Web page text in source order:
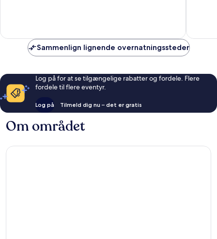
anmeldelser
Sammenlign lignende overnatningssteder
Log på for at se tilgængelige rabatter og fordele. Flere
fordele til flere eventyr.
Log på Tilmeld dig nu – det er gratis
Om området